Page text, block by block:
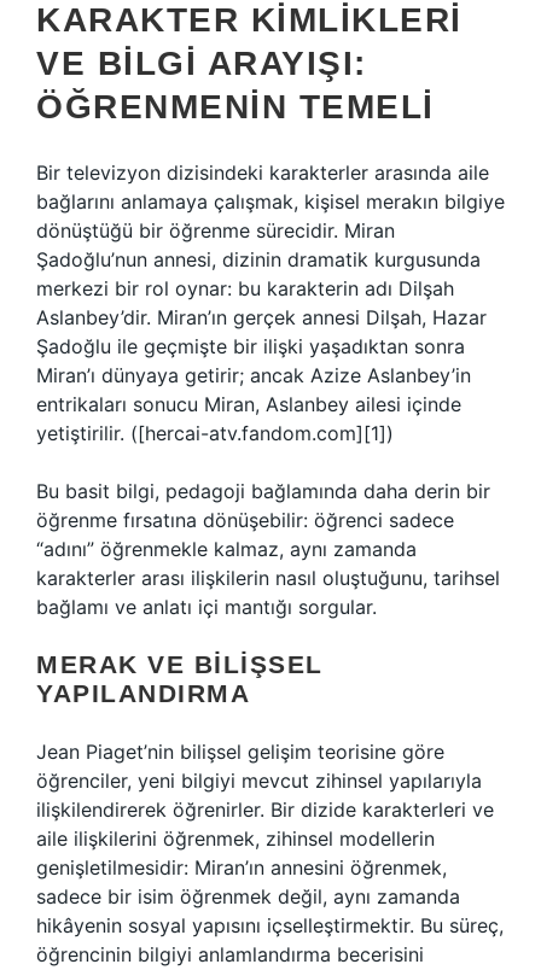
KARAKTER KIMLIKLERI
VE BILGI ARAYIŞI:
ÖĞRENMENIN TEMELI
Bir televizyon dizisindeki karakterler arasında aile
bağlarını anlamaya çalışmak, kişisel merakın bilgiye
dönüştüğü bir öğrenme sürecidir. Miran
Şadoğlu’nun annesi, dizinin dramatik kurgusunda
merkezi bir rol oynar: bu karakterin adı Dilşah
Aslanbey’dir. Miran’ın gerçek annesi Dilşah, Hazar
Şadoğlu ile geçmişte bir ilişki yaşadıktan sonra
Miran’ı dünyaya getirir; ancak Azize Aslanbey’in
entrikaları sonucu Miran, Aslanbey ailesi içinde
yetiştirilir. ([hercai-atv.fandom.com][1])
Bu basit bilgi, pedagoji bağlamında daha derin bir
öğrenme fırsatına dönüşebilir: öğrenci sadece
“adını” öğrenmekle kalmaz, aynı zamanda
karakterler arası ilişkilerin nasıl oluştuğunu, tarihsel
bağlamı ve anlatı içi mantığı sorgular.
MERAK VE BILIŞSEL
YAPILANDIRMA
Jean Piaget’nin bilişsel gelişim teorisine göre
öğrenciler, yeni bilgiyi mevcut zihinsel yapılarıyla
ilişkilendirerek öğrenirler. Bir dizide karakterleri ve
aile ilişkilerini öğrenmek, zihinsel modellerin
genişletilmesidir: Miran’ın annesini öğrenmek,
sadece bir isim öğrenmek değil, aynı zamanda
hikâyenin sosyal yapısını içselleştirmektir. Bu süreç,
öğrencinin bilgiyi anlamlandırma becerisini